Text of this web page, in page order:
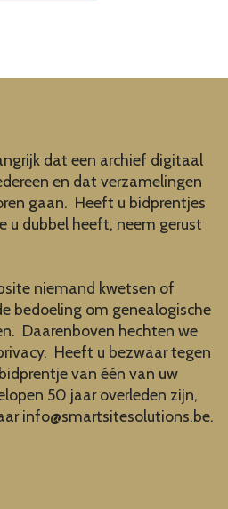
dat een archief digitaal
en dat verzamelingen
gaan. Heeft u bidprentjes
u dubbel heeft, neem gerust
niemand kwetsen of
bedoeling om genealogische
Daarenboven hechten we
Heeft u bezwaar tegen
van één van uw
50 jaar overleden zijn,
info@smartsitesolutions.be.